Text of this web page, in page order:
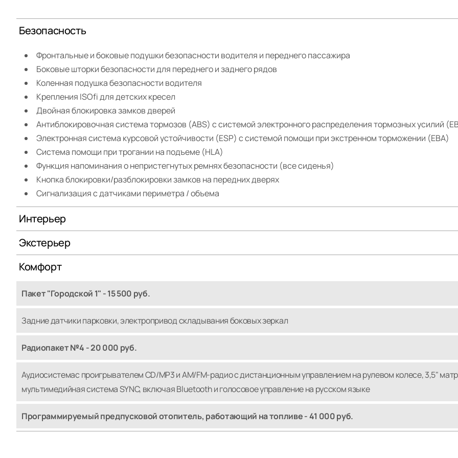
Безопасность
Фронтальные и боковые подушки безопасности водителя и переднего пассажира
Боковые шторки безопасности для переднего и заднего рядов
Коленная подушка безопасности водителя
Крепления ISOfi для детских кресел
Двойная блокировка замков дверей
Антиблокировочная система тормозов (ABS) с системой электронного распределения тормозных усилий
Электронная система курсовой устойчивости (ESP) c системой помощи при экстренном торможении (EBA)
Система помощи при трогании на подъеме (HLA)
Функция напоминания о непристегнутых ремнях безопасности (все сиденья)
Кнопка блокировки/разблокировки замков на передних дверях
Сигнализация с датчиками периметра / объема
Интерьер
Экстерьер
Комфорт
Пакет "Городской 1" - 15 500 руб.
Задние датчики парковки, электропривод складывания боковых зеркал
Радиопакет №4 - 20 000 руб.
Аудиосистемас проигрывателем CD/MP3 и AM/FM-радио с дистанционным управлением на рулевом колесе, 3,5"
мультимедийная система SYNC, включая Bluetooth и голосовое управление на русском языке
Программируемый предпусковой отопитель, работающий на топливе - 41 000 руб.